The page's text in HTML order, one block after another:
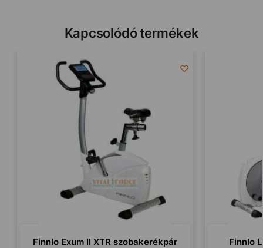
Kapcsolódó termékek
Finnlo Exum II XTR szobakerékpár Finnlo